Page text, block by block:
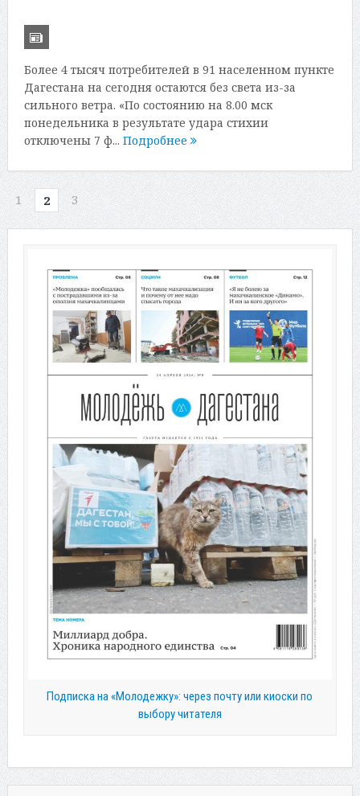
Более 4 тысяч потребителей в 91 населенном пункте
Дагестана на сегодня остаются без света из-за
сильного ветра. «По состоянию на 8.00 мск
понедельника в результате удара стихии
отключены 7 ф... Подробнее
1 2 3
Подписка на «Молодежку»: через почту или киоски по
выбору читателя